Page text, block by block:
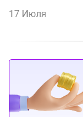
17 Июля